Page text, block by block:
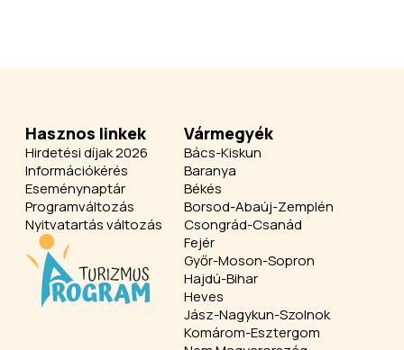
Hasznos linkek
Hirdetési díjak 2026
Információkérés
Eseménynaptár
Programváltozás
Nyitvatartás változás
Vármegyék
Bács-Kiskun
Baranya
Békés
Borsod-Abaúj-Zemplén
Csongrád-Csanád
Fejér
Győr-Moson-Sopron
Hajdú-Bihar
Heves
Jász-Nagykun-Szolnok
Komárom-Esztergom